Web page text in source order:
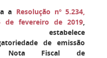
a Resolução nº 5.234,
de fevereiro de 2019,
estabelece
de emissão
Fiscal de